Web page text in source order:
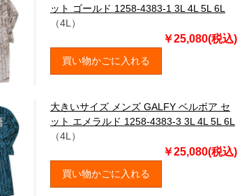
ット ゴールド 1258-4383-1 3L 4L 5L 6L
（4L）
￥25,080(税込)
買い物かごに入れる
大きいサイズ メンズ GALFY ベルボア セ
ット エメラルド 1258-4383-3 3L 4L 5L 6L
（4L）
￥25,080(税込)
買い物かごに入れる